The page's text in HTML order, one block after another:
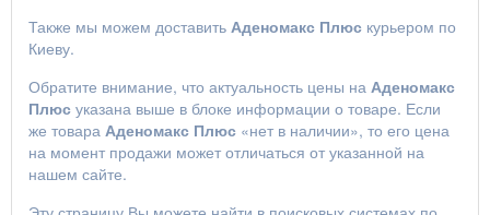
Также мы можем доставить Аденомакс Плюс курьером по
Киеву.
Обратите внимание, что актуальность цены на Аденомакс
Плюс указана выше в блоке информации о товаре. Если
же товара Аденомакс Плюс «нет в наличии», то его цена
на момент продажи может отличаться от указанной на
нашем сайте.